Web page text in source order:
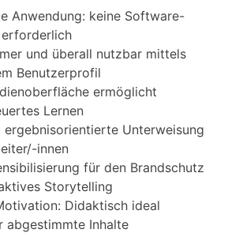
Anwendung: keine Software-
und überall nutzbar mittels
Benutzerprofil
ermöglicht
Lernen
ergebnisorientierte Unterweisung
innen
für den Brandschutz
Storytelling
Didaktisch ideal
abgestimmte Inhalte